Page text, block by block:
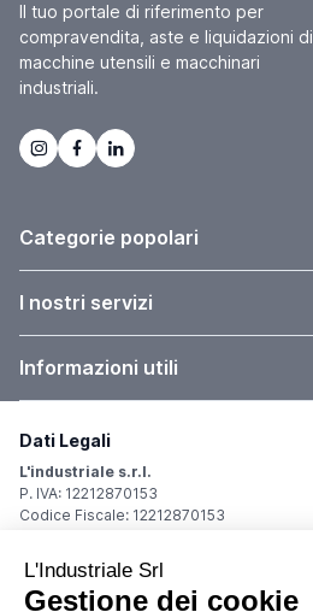
Il tuo portale di riferimento per
compravendita, aste e liquidazioni di
macchine utensili e macchinari
industriali.
Categorie popolari
I nostri servizi
Informazioni utili
Dati Legali
L'industriale s.r.l.
P. IVA: 12212870153
Codice Fiscale: 12212870153
Sede Legale
Via Carlo Dolci, 32